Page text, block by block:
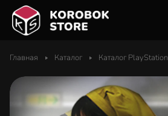
Главная Каталог Каталог PlayStation